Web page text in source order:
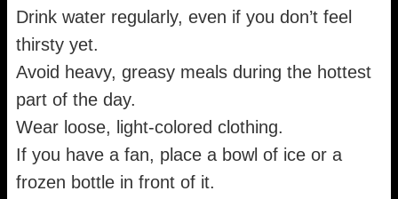
Drink water regularly, even if you don’t feel
thirsty yet.
Avoid heavy, greasy meals during the hottest
part of the day.
Wear loose, light-colored clothing.
If you have a fan, place a bowl of ice or a
frozen bottle in front of it.